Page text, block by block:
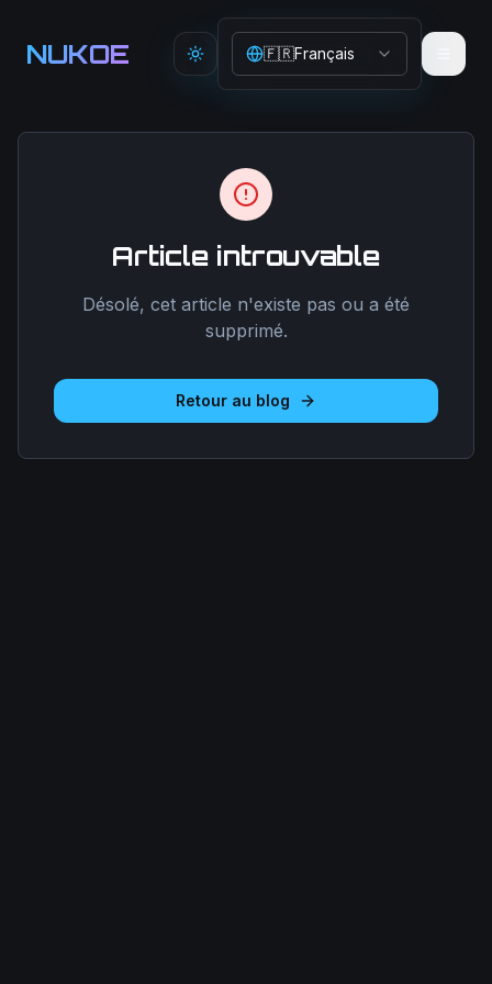
NUKOE Toggle theme
🇫🇷Français
Article introuvable
Désolé, cet article n'existe pas ou a été
supprimé.
Retour au blog